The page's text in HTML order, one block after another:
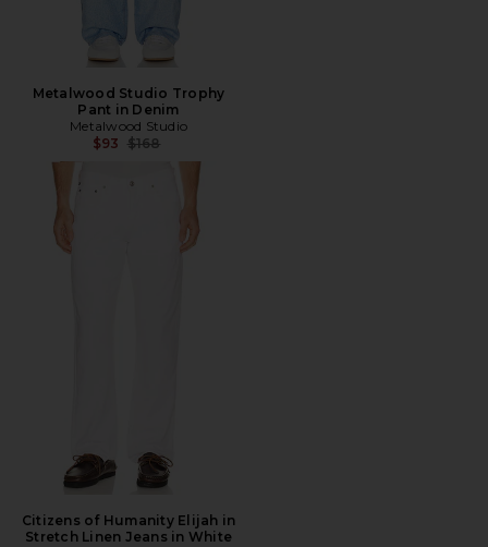
Metalwood Studio Trophy
Pant in Denim
Metalwood Studio
$93 Precio anterior:
$168
Citizens of Humanity Elijah in
Stretch Linen Jeans in White